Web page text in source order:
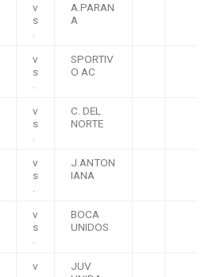
v
s
.
A.PARAN
A
v
s
.
SPORTIV
O AC
v
s
.
C. DEL
NORTE
v
s
.
J.ANTON
IANA
v
s
.
BOCA
UNIDOS
v
JUV